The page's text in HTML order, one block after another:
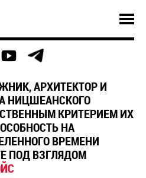
АРХИТЕКТОР И
НИЦШЕАНСКОГО
КРИТЕРИЕМ ИХ
НА
ВРЕМЕНИ
ПОД ВЗГЛЯДОМ